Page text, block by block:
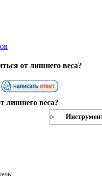
от лишнего веса?
лишнего веса?